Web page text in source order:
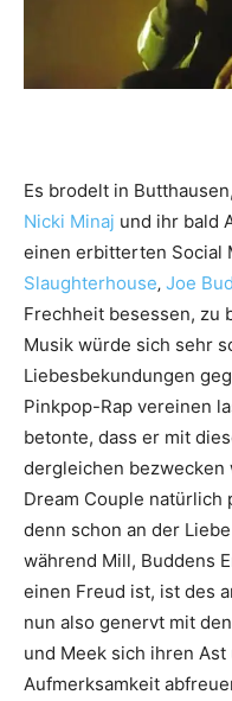
Es brodelt in
Nicki Minaj und ihr bald
einen erbitterten Social
Slaughterhouse‚ Joe
Frechheit besessen, zu
Musik würde sich sehr
Liebesbekundungen
Pinkpop-Rap vereinen
betonte, dass er mit
dergleichen bezwecken
Dream Couple natürlich
denn schon an der
während Mill, Buddens
einen Freud ist, ist des
nun also genervt mit
und Meek sich ihren
Aufmerksamkeit